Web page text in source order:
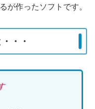
が作ったソフトです。
・・